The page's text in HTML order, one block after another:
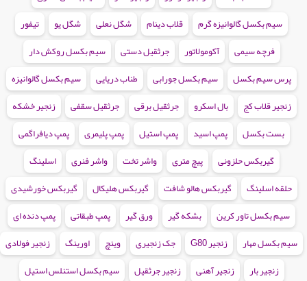
سیم بکسل گالوانیزه گرم
قلاب دینام شگل نعلی شگل یو
تیفور
فرچه سیمی
آکومولاتور جرثقیل دستی
سیم بکسل روکش دار
پرس سیم بکسل
سیم بکسل جورابی طناب دریایی
سیم بکسل گالوانیزه
زنجیر قلاب کج
بال اسکرو جرثقیل برقی جرثقیل سقفی
زنجیر خشکه
بست بکسل
پمپ اسید پمپ استیل پمپ پلیمری
پمپ دیافراگمی
گیربکس حلزونی
پیچ متری واشر تخت واشر فنری
اسلینگ
حلقه اسلینگ
گیربکس هالو شافت گیربکس هلیکال
گیربکس خورشیدی
سیم بکسل تاور کرین
بشکه گیر ورق گیر پمپ طبقاتی
پمپ دنده ای
سیم بکسل مهار
زنجیر G80 جک زنجیری وینچ اورینگ
زنجیر فولادی
زنجیر بار
زنجیر آهنی زنجیر جرثقیل
سیم بکسل استنلس استیل